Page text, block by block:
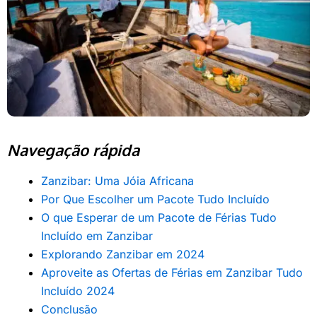
Navegação rápida
Zanzibar: Uma Jóia Africana
Por Que Escolher um Pacote Tudo Incluído
O que Esperar de um Pacote de Férias Tudo
Incluído em Zanzibar
Explorando Zanzibar em 2024
Aproveite as Ofertas de Férias em Zanzibar Tudo
Incluído 2024
Conclusão